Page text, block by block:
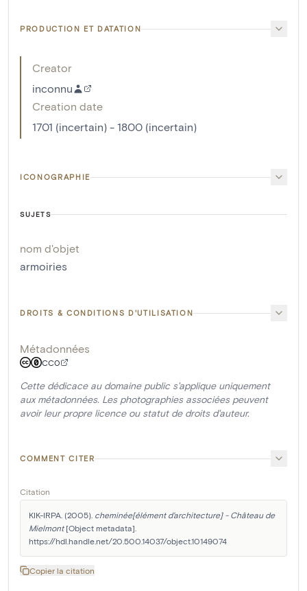
PRODUCTION ET DATATION
Creator
inconnu
Creation date
1701 (incertain) - 1800 (incertain)
ICONOGRAPHIE
SUJETS
nom d'objet
armoiries
DROITS & CONDITIONS D'UTILISATION
Métadonnées
CC0
Cette dédicace au domaine public s'applique uniquement
aux métadonnées. Les photographies associées peuvent
avoir leur propre licence ou statut de droits d'auteur.
COMMENT CITER
Citation
KIK-IRPA. (2005). cheminée[élément d'architecture] - Château de
Mielmont [Object metadata].
https://hdl.handle.net/20.500.14037/object.10149074
Copier la citation